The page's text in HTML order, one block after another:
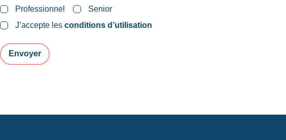
Professionnel
Senior
J’accepte lesconditions d’utilisation